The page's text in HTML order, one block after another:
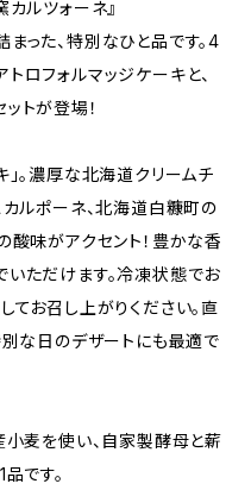
カルツォーネ』
った、特別なひと品です。4
ロフォルマッジケーキと、
トが登場！
」。濃厚な北海道クリームチ
カルポーネ、北海道白糠町の
酸味がアクセント！豊かな香
ただけます。冷凍状態でお
てお召し上がりください。直
な日のデザートにも最適で
小麦を使い、自家製酵母と薪
です。